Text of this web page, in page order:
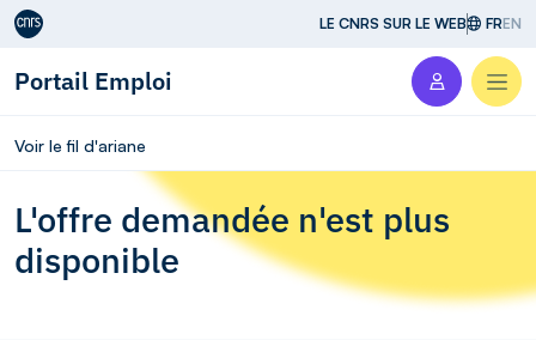
Aller au contenu LE CNRS SUR LE WEB FREN
Portail Emploi
Voir le fil d'ariane
L'offre demandée n'est plus
disponible